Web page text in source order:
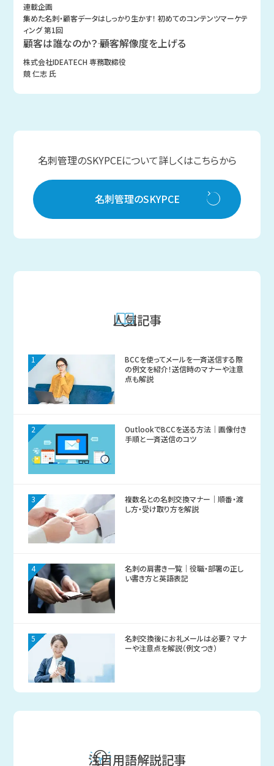
連載企画
集めた名刺・顧客データはしっかり生かす！ 初めてのコンテンツマーケテ
ィング 第1回
顧客は誰なのか？―― 顧客解像度を上げる
株式会社IDEATECH 専務取締役
競 仁志 氏
名刺管理のSKYPCEについて詳しくはこちらから
名刺管理のSKYPCE
人気記事
1
BCCを使ってメールを一斉送信する際
の例文を紹介！送信時のマナーや注意
点も解説
2
OutlookでBCCを送る方法｜画像付き
手順と一斉送信のコツ
3
複数名との名刺交換マナー｜順番・渡
し方・受け取り方を解説
4
名刺の肩書き一覧｜役職・部署の正し
い書き方と英語表記
5
名刺交換後にお礼メールは必要？ マナ
ーや注意点を解説（例文つき）
注目用語解説記事